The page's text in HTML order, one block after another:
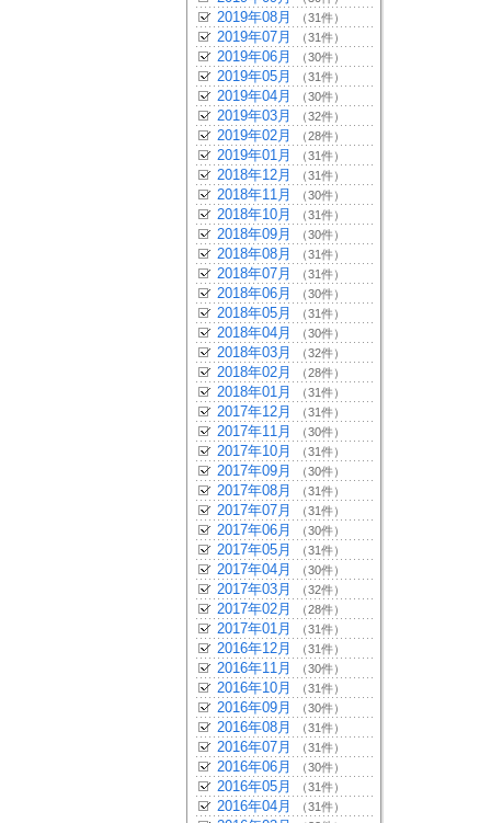
2019年08月 （31件）
2019年07月 （31件）
2019年06月 （30件）
2019年05月 （31件）
2019年04月 （30件）
2019年03月 （32件）
2019年02月 （28件）
2019年01月 （31件）
2018年12月 （31件）
2018年11月 （30件）
2018年10月 （31件）
2018年09月 （30件）
2018年08月 （31件）
2018年07月 （31件）
2018年06月 （30件）
2018年05月 （31件）
2018年04月 （30件）
2018年03月 （32件）
2018年02月 （28件）
2018年01月 （31件）
2017年12月 （31件）
2017年11月 （30件）
2017年10月 （31件）
2017年09月 （30件）
2017年08月 （31件）
2017年07月 （31件）
2017年06月 （30件）
2017年05月 （31件）
2017年04月 （30件）
2017年03月 （32件）
2017年02月 （28件）
2017年01月 （31件）
2016年12月 （31件）
2016年11月 （30件）
2016年10月 （31件）
2016年09月 （30件）
2016年08月 （31件）
2016年07月 （31件）
2016年06月 （30件）
2016年05月 （31件）
2016年04月 （31件）